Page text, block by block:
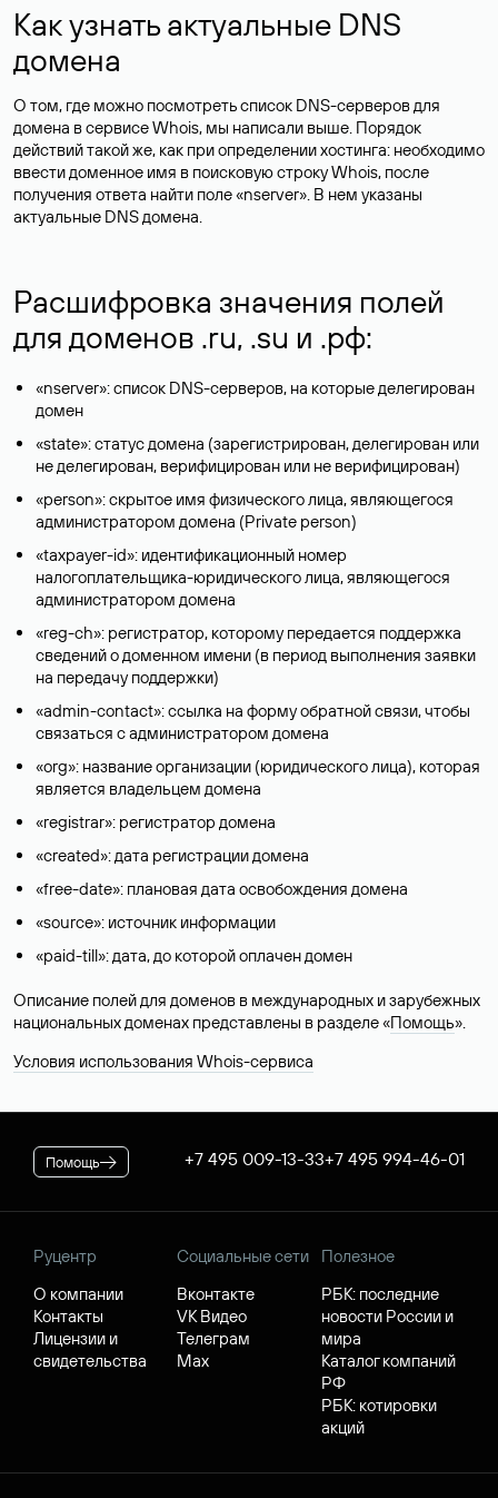
Как узнать актуальные DNS
домена
О том, где можно посмотреть список DNS-серверов для
домена в сервисе Whois, мы написали выше. Порядок
действий такой же, как при определении хостинга: необходимо
ввести доменное имя в поисковую строку Whois, после
получения ответа найти поле «nserver». В нем указаны
актуальные DNS домена.
Расшифровка значения полей
для доменов .ru, .su и .рф:
«nserver»: список DNS-серверов, на которые делегирован
домен
«state»: статус домена (зарегистрирован, делегирован или
не делегирован, верифицирован или не верифицирован)
«person»: скрытое имя физического лица, являющегося
администратором домена (Privatе person)
«taxpayer-id»: идентификационный номер
налогоплательщика-юридического лица, являющегося
администратором домена
«reg-ch»: регистратор, которому передается поддержка
сведений о доменном имени (в период выполнения заявки
на передачу поддержки)
«admin-contact»: ссылка на форму обратной связи, чтобы
связаться с администратором домена
«org»: название организации (юридического лица), которая
является владельцем домена
«registrar»: регистратор домена
«created»: дата регистрации домена
«free-date»: плановая дата освобождения домена
«source»: источник информации
«paid-till»: дата, до которой оплачен домен
Описание полей для доменов в международных и зарубежных
национальных доменах представлены в разделе «Помощь».
Условия использования Whois-сервиса
Помощь +7 495 009-13-33+7 495 994-46-01
Руцентр
О компании
Контакты
Лицензии и
свидетельства
Социальные сети
Вконтакте
VK Видео
Телеграм
Max
Полезное
РБК: последние
новости России и
мира
Каталог компаний
РФ
РБК: котировки
акций